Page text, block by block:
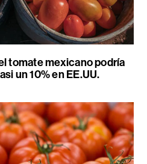
tomate mexicano podría
un 10% en EE.UU.